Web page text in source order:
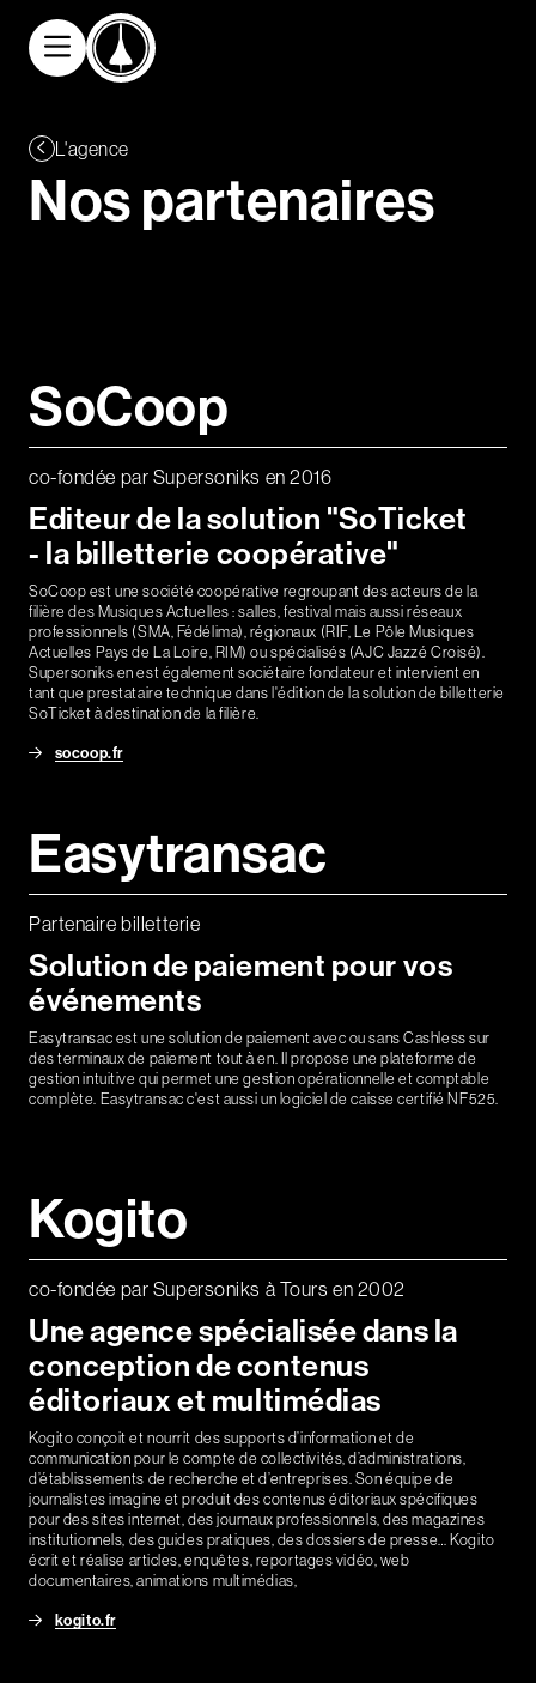
Aller au contenu principal
L'agence
Nospartenaires
SoCoop
co-fondée par Supersoniks en 2016
Editeur de la solution "SoTicket
- la billetterie coopérative"
SoCoop est une société coopérative regroupant des acteurs de la
filière des Musiques Actuelles : salles, festival mais aussi réseaux
professionnels (SMA, Fédélima), régionaux (RIF, Le Pôle Musiques
Actuelles Pays de La Loire, RIM) ou spécialisés (AJC Jazzé Croisé).
Supersoniks en est également sociétaire fondateur et intervient en
tant que prestataire technique dans l'édition de la solution de billetterie
SoTicket à destination de la filière.
socoop.fr
Easytransac
Partenaire billetterie
Solution de paiement pour vos
événements
Easytransac est une solution de paiement avec ou sans Cashless sur
des terminaux de paiement tout à en. Il propose une plateforme de
gestion intuitive qui permet une gestion opérationnelle et comptable
complète. Easytransac c'est aussi un logiciel de caisse certifié NF525.
Kogito
co-fondée par Supersoniks à Tours en 2002
Une agence spécialisée dans la
conception de contenus
éditoriaux et multimédias
Kogito conçoit et nourrit des supports d’information et de
communication pour le compte de collectivités, d’administrations,
d’établissements de recherche et d’entreprises. Son équipe de
journalistes imagine et produit des contenus éditoriaux spécifiques
pour des sites internet, des journaux professionnels, des magazines
institutionnels, des guides pratiques, des dossiers de presse… Kogito
écrit et réalise articles, enquêtes, reportages vidéo, web
documentaires, animations multimédias,
kogito.fr
Communication
digitale
Communication
/web/app
Références
L'agence
Contact
Actualités
Newsletter